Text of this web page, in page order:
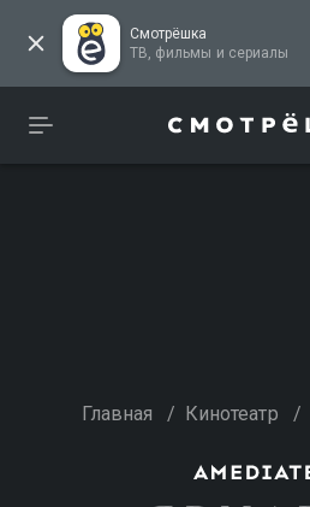
Смотрёшка
ТВ, фильмы и сериалы
Главная / Кинотеатр /